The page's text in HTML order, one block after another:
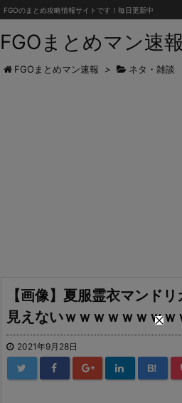
FGOまとめマン速報
FGOのまとめ攻略情報サイトです！毎日更新中
FGOまとめマン速報 > ネタ・雑談
【画像】夏服霊衣マンド
見えないｗｗｗｗｗｗｗｗ
2021年9月28日
B!